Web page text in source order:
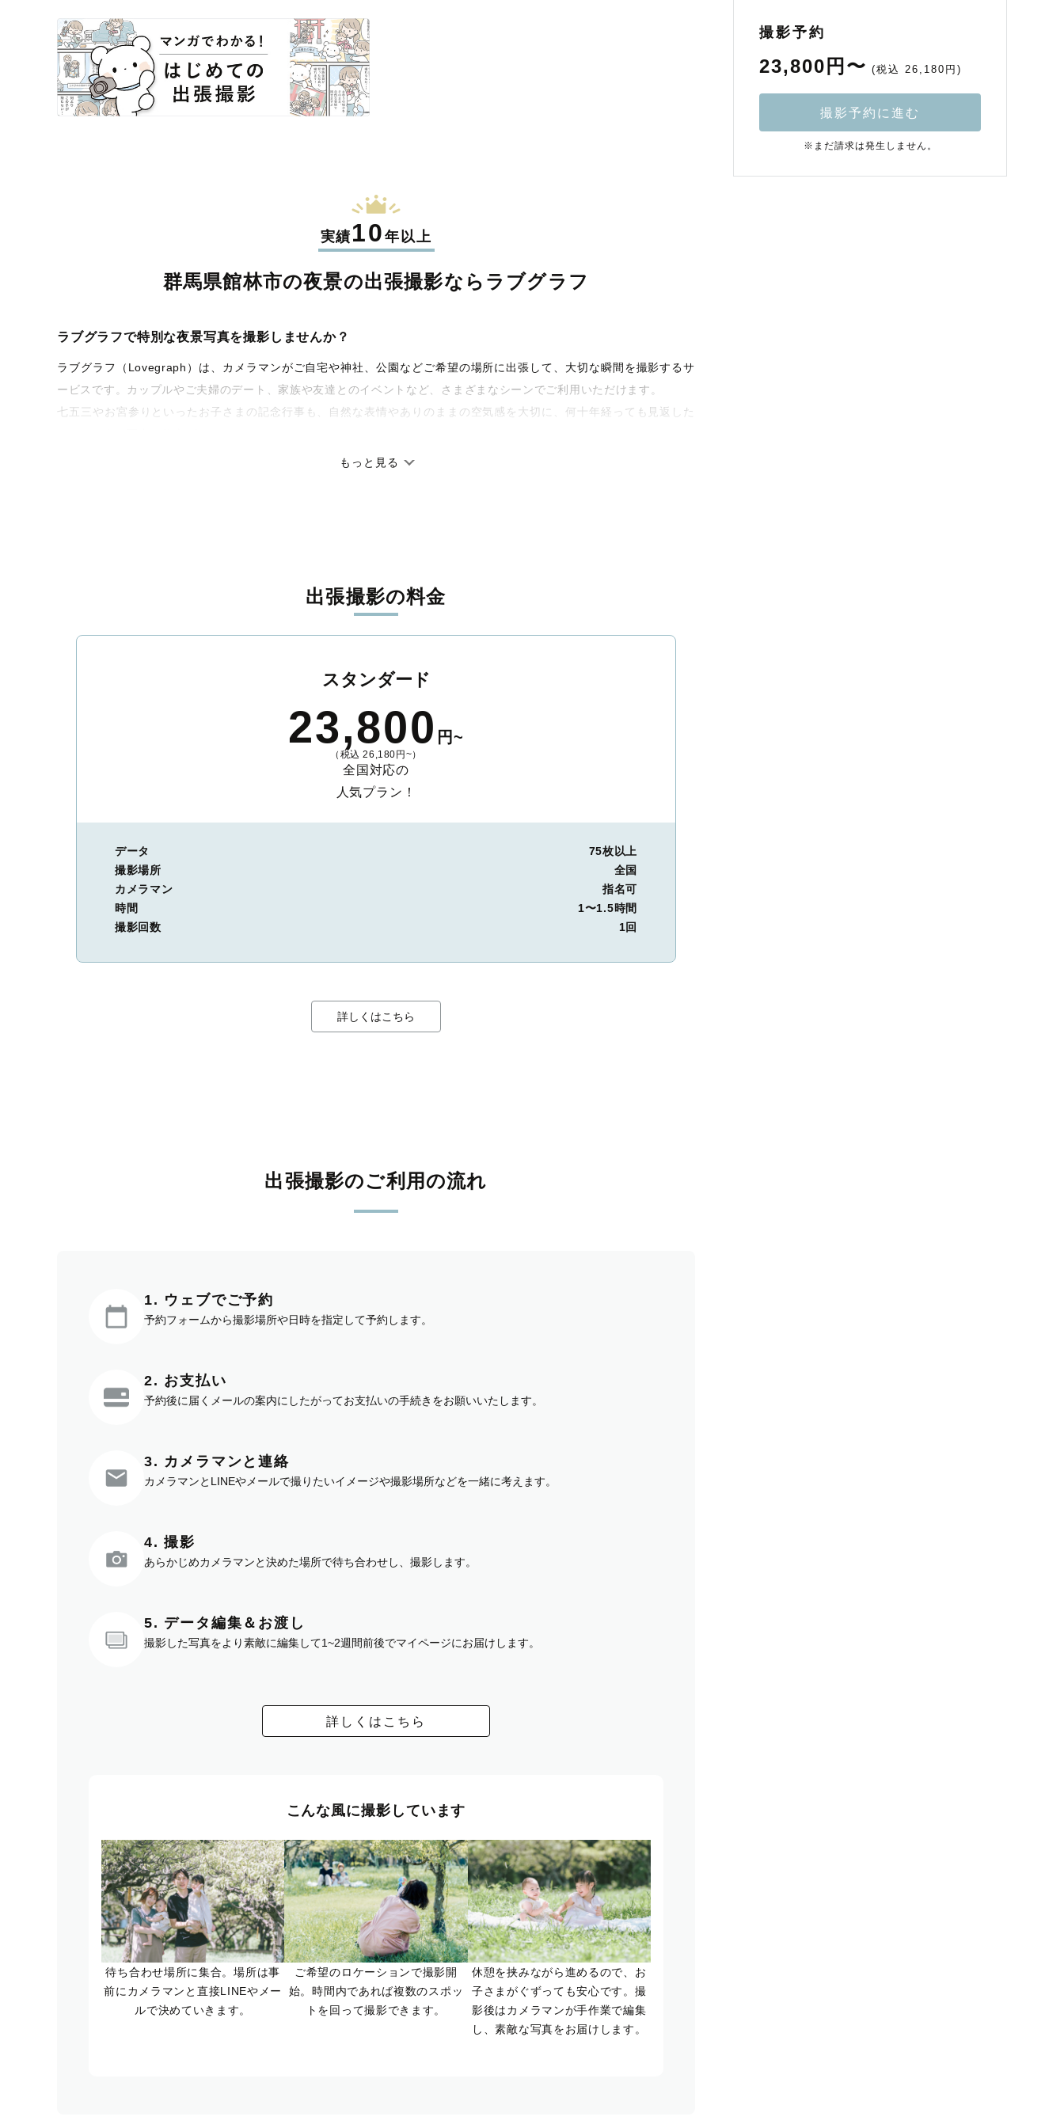
実績10年以上
群馬県館林市の夜景の出張撮影なら ラブグラフ
ラブグラフで特別な夜景写真を撮影しませんか？
ラブグラフ（Lovegraph）は、カメラマンがご自宅や神社、公園などご希望の場所に出張して、大切な瞬間を撮影するサ
ービスです。カップルやご夫婦のデート、家族や友達とのイベントなど、さまざまなシーンでご利用いただけます。
七五三やお宮参りといったお子さまの記念行事も、自然な表情やありのままの空気感を大切に、何十年経っても見返した
撮影後は、独自の編集技術で写真の明るさや色合いを丁寧に調整。自然な雰囲気を残しつつも、おしゃれで洗練された仕
覧ください。
もっと見る
出張撮影の料金
スタンダード
23,800 円~
（税込 26,180円~）
全国対応の
人気プラン！
データ
75枚以上
撮影場所
全国
カメラマン
指名可
時間
1〜1.5時間
撮影回数
1回
詳しくはこちら
出張撮影のご利用の流れ
1. ウェブでご予約
予約フォームから撮影場所や日時を指定して予約します。
2. お支払い
予約後に届くメールの案内にしたがってお支払いの手続きをお願いいたします。
3. カメラマンと連絡
カメラマンとLINEやメールで撮りたいイメージや撮影場所などを一緒に考えます。
4. 撮影
あらかじめカメラマンと決めた場所で待ち合わせし、撮影します。
5. データ編集＆お渡し
撮影した写真をより素敵に編集して1~2週間前後でマイページにお届けします。
詳しくはこちら
こんな風に撮影しています
待ち合わせ場所に集合。場所は事
前にカメラマンと直接LINEやメー
ルで決めていきます。
ご希望のロケーションで撮影開
始。時間内であれば複数のスポッ
トを回って撮影できます。
休憩を挟みながら進めるので、お
子さまがぐずっても安心です。撮
影後はカメラマンが手作業で編集
し、素敵な写真をお届けします。
撮影予約
23,800円〜 (税込 26,180円)
撮影予約に進む
※まだ請求は発生しません。